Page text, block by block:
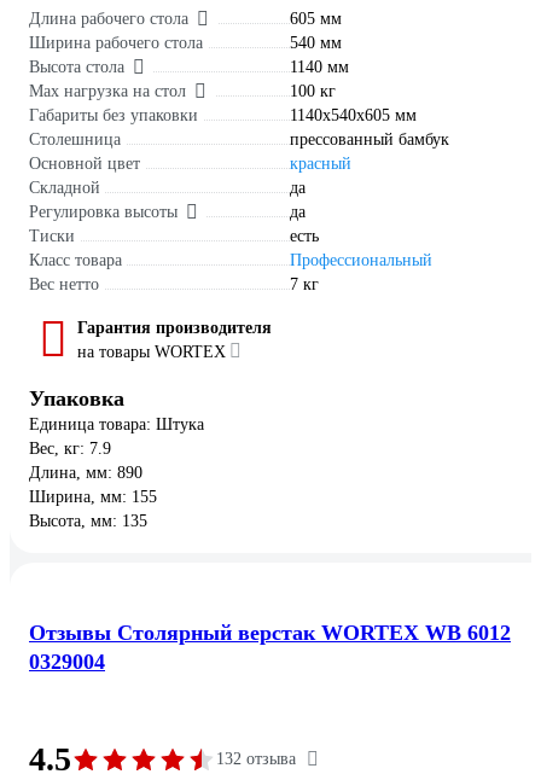
Длина рабочего стола
605 мм
Ширина рабочего стола
540 мм
Высота стола
1140 мм
Max нагрузка на стол
100 кг
Габариты без упаковки
1140х540х605 мм
Столешница
прессованный бамбук
Основной цвет
красный
Складной
да
Регулировка высоты
да
Тиски
есть
Класс товара
Профессиональный
Вес нетто
7 кг
Гарантия производителя
на товары WORTEX
Упаковка
Единица товара: Штука
Вес, кг: 7.9
Длина, мм: 890
Ширина, мм: 155
Высота, мм: 135
Отзывы Столярный верстак WORTEX WB 6012
0329004
4.5 132 отзыва